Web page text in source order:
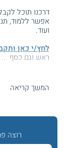
דרכנו תוכל
אפשר ללמוד,
ועוד.
לחץ/י כאן
ראש וגם כסף ...
תואר שני M.A. בכלכלה פיננסית
המשך קריאה
רוצה